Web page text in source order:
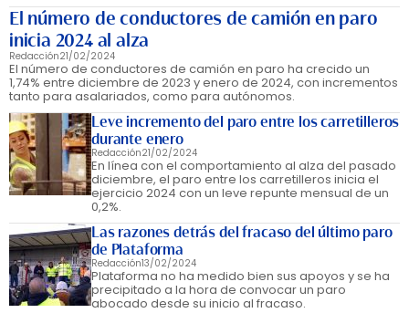
El número de conductores de camión en paro
inicia 2024 al alza
Redacción21/02/2024
El número de conductores de camión en paro ha crecido un
1,74% entre diciembre de 2023 y enero de 2024, con incrementos
tanto para asalariados, como para autónomos.
Leve incremento del paro entre los carretilleros
durante enero
Redacción21/02/2024
En línea con el comportamiento al alza del pasado
diciembre, el paro entre los carretilleros inicia el
ejercicio 2024 con un leve repunte mensual de un
0,2%.
Las razones detrás del fracaso del último paro
de Plataforma
Redacción13/02/2024
Plataforma no ha medido bien sus apoyos y se ha
precipitado a la hora de convocar un paro
abocado desde su inicio al fracaso.